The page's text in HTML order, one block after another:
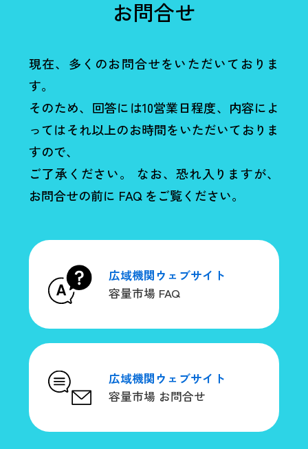
お問合せ
現在、多くのお問合せをいただいておりま
す。
そのため、回答には10営業日程度、内容によ
ってはそれ以上のお時間をいただいておりま
すので、
ご了承ください。 なお、恐れ入りますが、
お問合せの前に FAQ をご覧ください。
広域機関ウェブサイト
容量市場 FAQ
広域機関ウェブサイト
容量市場 お問合せ